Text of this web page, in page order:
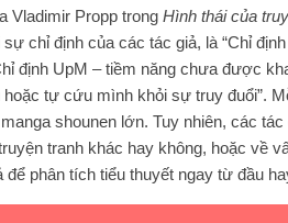
Vladimir Propp trong Hình thái của
sự chỉ định của các tác giả, là “Chỉ
định UpM – tiềm năng chưa được
tự cứu mình khỏi sự truy đuổi”.
shounen lớn. Tuy nhiên, các
tranh khác hay không, hoặc về
để phân tích tiểu thuyết ngay từ đầu